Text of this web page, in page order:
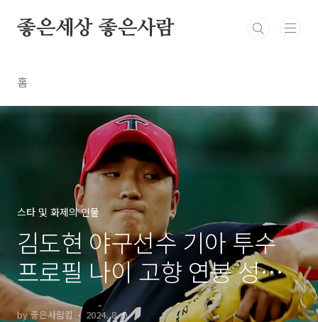
좋은세상 좋은사람
홈
스타 및 화제의 인물
김도현 야구선수 기아 투수
프로필 나이 고향 연봉 성적
역대 기록
by 좋은사람킴 2024. 8. 9.